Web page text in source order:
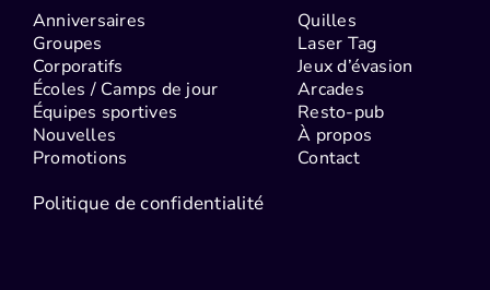
Anniversaires
Groupes
Corporatifs
Écoles / Camps de jour
Équipes sportives
Nouvelles
Promotions
Quilles
Laser Tag
Jeux d’évasion
Arcades
Resto-pub
À propos
Contact
Politique de confidentialité